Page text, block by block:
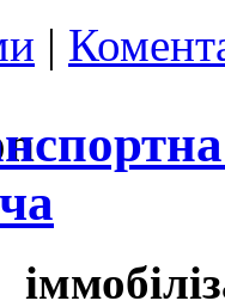
|